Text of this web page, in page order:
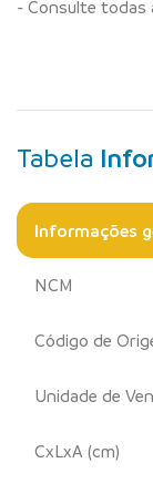
- Consulte todas
Tabela
Informações
NCM
Código de
Unidade de
CxLxA (cm)